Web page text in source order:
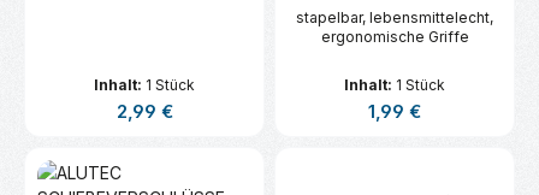
Inhalt: 1 Stück
Regulärer Preis:
2,99 €
stapelbar, lebensmittelecht,
ergonomische Griffe
Inhalt: 1 Stück
Regulärer Preis:
1,99 €